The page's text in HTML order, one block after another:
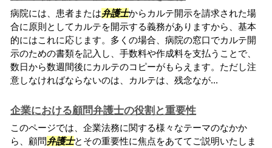
病院には、患者または弁護士からカルテ開示を請求された場
合に原則としてカルテを開示する義務がありますから、基本
的にはこれに応じます。多くの場合、病院の窓口でカルテ開
示のための書類を記入し、手数料や作成料を支払うことで、
数日から数週間後にカルテのコピーがもらえます。ただし注
意しなければならないのは、カルテは、残念なが...
企業における顧問弁護士の役割と重要性
このページでは、企業法務に関する様々なテーマのなかか
ら、顧問弁護士とその重要性に焦点をあててご説明いたしま